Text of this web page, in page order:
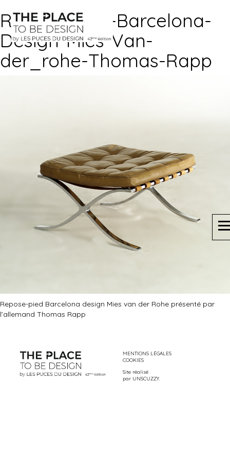
Repose-pied-Barcelona-
Design-Mies-Van-
der_rohe-Thomas-Rapp
Repose-pied Barcelona design Mies van der Rohe présenté par
l’allemand Thomas Rapp
MENTIONS LÉGALES
COOKIES
Site réalisé
par UNSCUZZY